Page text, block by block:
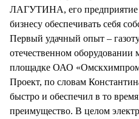
ЛАГУТИНА, его предприятие
бизнесу обеспечивать себя
Первый удачный опыт –
отечественном
площадке ОАО
Проект, по словам
быстро и обеспечил в то
преимущество. В целом